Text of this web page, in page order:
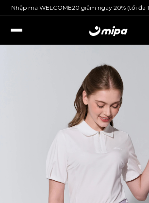
Nhập mã WELCOME20 giảm ngay 20% (tối đa